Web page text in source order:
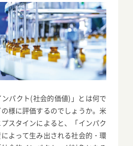
パクト(社会的価値)」とは何で
様に評価するのでしょうか。米
スタインによると、「インパク
よって生み出される社会的・環